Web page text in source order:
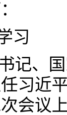
习
记、
习近
会议